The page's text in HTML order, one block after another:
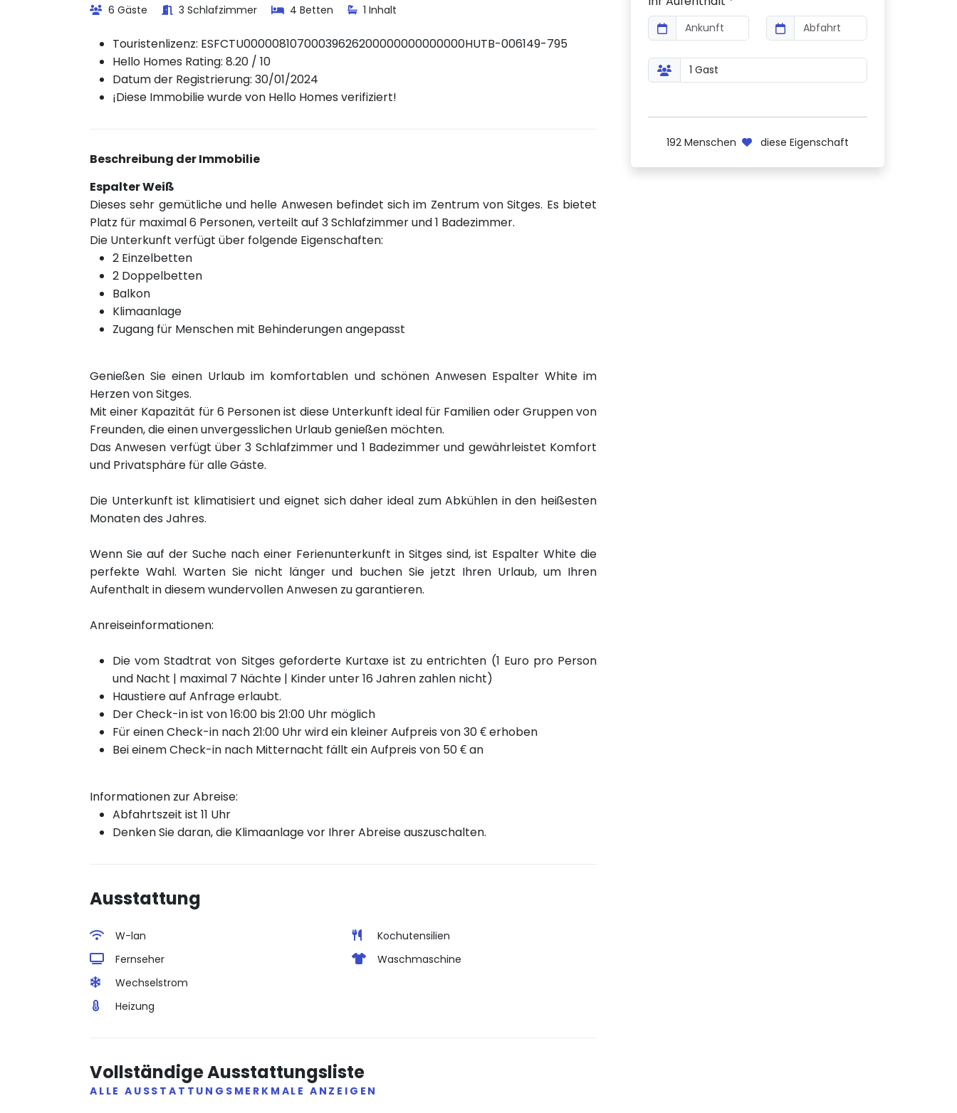
6 Gäste 3 Schlafzimmer 4 Betten 1 Inhalt
Touristenlizenz: ESFCTU00000810700039626200000000000000HUTB-006149-795
Hello Homes Rating: 8.20 / 10
Datum der Registrierung: 30/01/2024
¡Diese Immobilie wurde von Hello Homes verifiziert!
Beschreibung der Immobilie
Espalter Weiß
Dieses sehr gemütliche und helle Anwesen befindet sich im Zentrum von Sitges. Es bietet
Platz für maximal 6 Personen, verteilt auf 3 Schlafzimmer und 1 Badezimmer.
Die Unterkunft verfügt über folgende Eigenschaften:
2 Einzelbetten
2 Doppelbetten
Balkon
Klimaanlage
Zugang für Menschen mit Behinderungen angepasst
Genießen Sie einen Urlaub im komfortablen und schönen Anwesen Espalter White im
Herzen von Sitges.
Mit einer Kapazität für 6 Personen ist diese Unterkunft ideal für Familien oder Gruppen von
Freunden, die einen unvergesslichen Urlaub genießen möchten.
Das Anwesen verfügt über 3 Schlafzimmer und 1 Badezimmer und gewährleistet Komfort
und Privatsphäre für alle Gäste.
Die Unterkunft ist klimatisiert und eignet sich daher ideal zum Abkühlen in den heißesten
Monaten des Jahres.
Wenn Sie auf der Suche nach einer Ferienunterkunft in Sitges sind, ist Espalter White die
perfekte Wahl. Warten Sie nicht länger und buchen Sie jetzt Ihren Urlaub, um Ihren
Aufenthalt in diesem wundervollen Anwesen zu garantieren.
Anreiseinformationen:
Die vom Stadtrat von Sitges geforderte Kurtaxe ist zu entrichten (1 Euro pro Person
und Nacht | maximal 7 Nächte | Kinder unter 16 Jahren zahlen nicht)
Haustiere auf Anfrage erlaubt.
Der Check-in ist von 16:00 bis 21:00 Uhr möglich
Für einen Check-in nach 21:00 Uhr wird ein kleiner Aufpreis von 30 € erhoben
Bei einem Check-in nach Mitternacht fällt ein Aufpreis von 50 € an
Informationen zur Abreise:
Abfahrtszeit ist 11 Uhr
Denken Sie daran, die Klimaanlage vor Ihrer Abreise auszuschalten.
Ausstattung
W-lan
Fernseher
Wechselstrom
Heizung
Kochutensilien
Waschmaschine
Vollständige Ausstattungsliste
ALLE AUSSTATTUNGSMERKMALE ANZEIGEN
192 Menschen diese Eigenschaft